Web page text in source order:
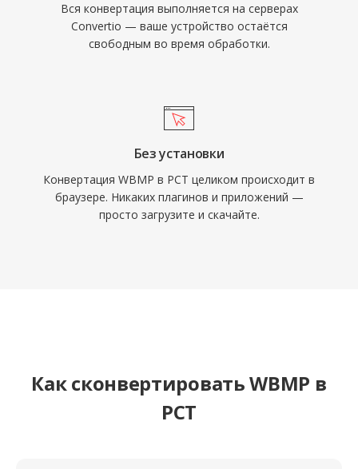
Вся конвертация выполняется на серверах
Convertio — ваше устройство остаётся
свободным во время обработки.
Без установки
Конвертация WBMP в PCT целиком происходит в
браузере. Никаких плагинов и приложений —
просто загрузите и скачайте.
Как сконвертировать WBMP в
PCT